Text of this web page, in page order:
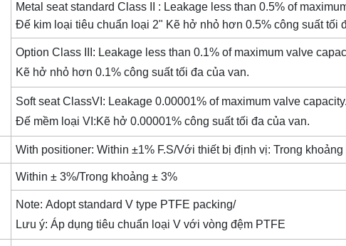
Metal seat standard Class II : Leakage less than 0.5% of
Đế kim loại tiêu chuẩn loại 2" Kẽ hở nhỏ hơn 0.5% công suất tối
Option Class III: Leakage less than 0.1% of maximum valve
Kẽ hở nhỏ hơn 0.1% công suất tối đa của van.
Soft seat ClassVI: Leakage 0.00001% of maximum valve
Đế mềm loại VI:Kẽ hở 0.00001% công suất tối đa của van.
With positioner: Within ±1% F.S/Với thiết bị định vị: Trong khoảng
Within ± 3%/Trong khoảng ± 3%
Note: Adopt standard V type PTFE packing/
Lưu ý: Áp dụng tiêu chuẩn loại V với vòng đệm PTFE